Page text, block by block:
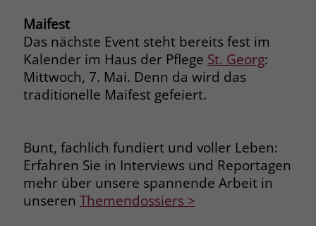
Maifest
Das nächste Event steht bereits fest im
Kalender im Haus der Pflege St. Georg:
Mittwoch, 7. Mai. Denn da wird das
traditionelle Maifest gefeiert.
Bunt, fachlich fundiert und voller Leben:
Erfahren Sie in Interviews und Reportagen
mehr über unsere spannende Arbeit in
unseren Themendossiers >
Zweck
support Cloudflare Bot Management.
Name JSessionID
Laufzeit Session
Zweck
Behält die Zustände des Benutzers bei
allen Seitenanfragen bei.
Zweck Enthält eine zufallsgenerierte User-ID.
Name _gcl_aw
Laufzeit 90 Tage
Dieses Cookie wird gesetzt, wenn ein
User über einen Klick auf eine Google
Werbeanzeige auf die Website gelangt.